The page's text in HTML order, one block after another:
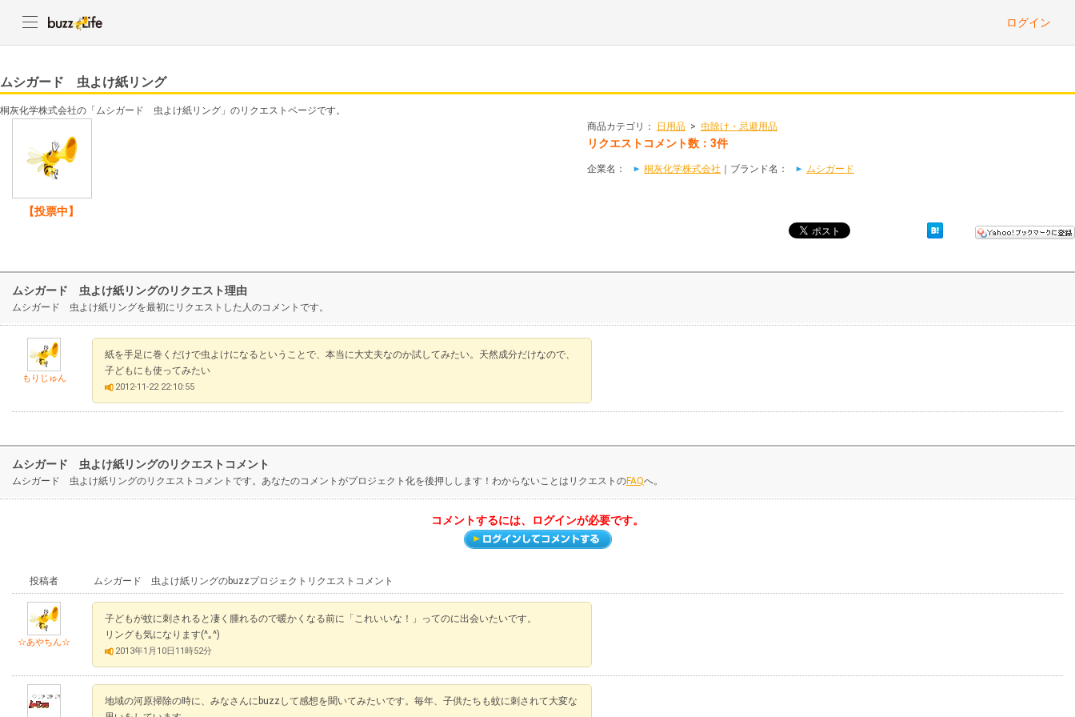
ログイン
ムシガード 虫よけ紙リング
桐灰化学株式会社の「ムシガード 虫よけ紙リング」のリクエストページです。
【投票中】
商品カテゴリ： 日用品 > 虫除け・忌避用品
リクエストコメント数：3件
企業名： 桐灰化学株式会社 ｜ブランド名： ムシガード
ムシガード 虫よけ紙リングのリクエスト理由
ムシガード 虫よけ紙リングを最初にリクエストした人のコメントです。
もりじゅん
紙を手足に巻くだけで虫よけになるということで、本当に大丈夫なのか試してみたい。天然成分だけなので、
子どもにも使ってみたい
2012-11-22 22:10:55
ムシガード 虫よけ紙リングのリクエストコメント
ムシガード 虫よけ紙リングのリクエストコメントです。あなたのコメントがプロジェクト化を後押しします！わからないことはリクエストのFAQへ。
コメントするには、ログインが必要です。
投稿者 ムシガード 虫よけ紙リングのbuzzプロジェクトリクエストコメント
☆あやちん☆
子どもが蚊に刺されると凄く腫れるので暖かくなる前に「これいいな！」ってのに出会いたいです。
リングも気になります(^｡^)
2013年1月10日11時52分
地域の河原掃除の時に、みなさんにbuzzして感想を聞いてみたいです。毎年、子供たちも蚊に刺されて大変な